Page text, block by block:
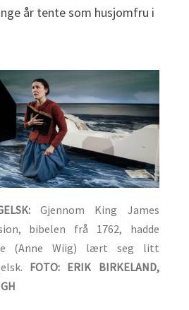
år tente som husjomfru i
Gjennom King James
bibelen frå 1762, hadde
(Anne Wiig) lært seg litt
FOTO: ERIK BIRKELAND,